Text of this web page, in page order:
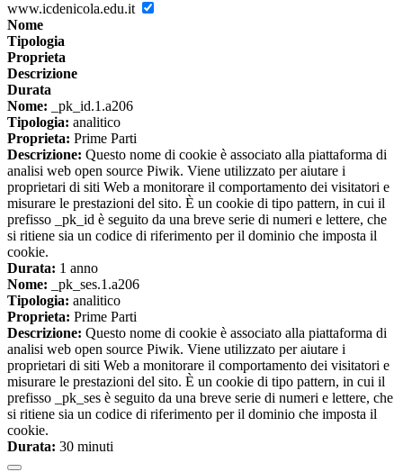
www.icdenicola.edu.it
Nome
Tipologia
Proprieta
Descrizione
Durata
Nome: _pk_id.1.a206
Tipologia: analitico
Proprieta: Prime Parti
Descrizione: Questo nome di cookie è associato alla piattaforma di
analisi web open source Piwik. Viene utilizzato per aiutare i
proprietari di siti Web a monitorare il comportamento dei visitatori e
misurare le prestazioni del sito. È un cookie di tipo pattern, in cui il
prefisso _pk_id è seguito da una breve serie di numeri e lettere, che
si ritiene sia un codice di riferimento per il dominio che imposta il
cookie.
Durata: 1 anno
Nome: _pk_ses.1.a206
Tipologia: analitico
Proprieta: Prime Parti
Descrizione: Questo nome di cookie è associato alla piattaforma di
analisi web open source Piwik. Viene utilizzato per aiutare i
proprietari di siti Web a monitorare il comportamento dei visitatori e
misurare le prestazioni del sito. È un cookie di tipo pattern, in cui il
prefisso _pk_ses è seguito da una breve serie di numeri e lettere, che
si ritiene sia un codice di riferimento per il dominio che imposta il
cookie.
Durata: 30 minuti